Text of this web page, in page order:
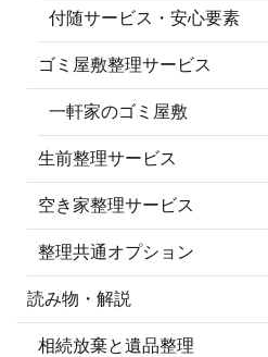
付随サービス・安心要素
ゴミ屋敷整理サービス
一軒家のゴミ屋敷
生前整理サービス
空き家整理サービス
整理共通オプション
読み物・解説
相続放棄と遺品整理